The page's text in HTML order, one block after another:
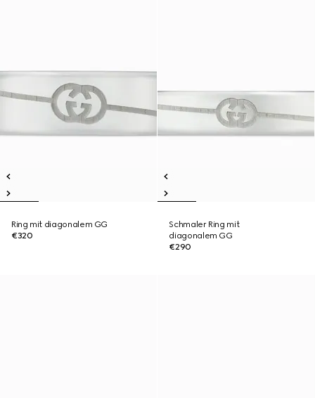
Ring mit diagonalem GG
€320
Schmaler Ring mit
diagonalem GG
€290